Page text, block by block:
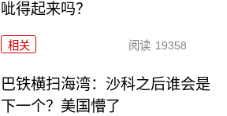
呲得起来吗？
相关 阅读 19358
巴铁横扫海湾：沙科之后谁会是
下一个？美国懵了